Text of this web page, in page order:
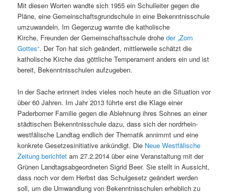
Mit diesen Worten wandte sich 1955 ein Schulleiter gegen die
Pläne, eine Gemeinschaftsgrundschule in eine Bekenntnisschule
umzuwandeln. Im Gegenzug warnte die katholische
Kirche, Freunden der Gemeinschaftsschule droheder „Zorn
Gottes“. Der Ton hat sich geändert, mittlerweile schätzt die
katholische Kirche das göttliche Temperament anders ein und ist
bereit, Bekenntnisschulen aufzugeben.
In der Sache erinnert indes vieles noch heute an die Situation vor
über 60 Jahren. Im Jahr 2013 führte erst die Klage einer
Paderborner Familie gegen die Ablehnung ihres Sohnes an einer
städtischen Bekenntnisschule dazu, dass sich der nordrhein-
westfälische Landtag endlich der Thematik annimmt und eine
konkrete Gesetzesinitiative ankündigt. Die Neue Westfälische
Zeitung berichtet am 27.2.2014 über eine Veranstaltung mit der
Grünen Landtagsabgeordneten Sigrid Beer. Sie stellt in Aussicht,
dass noch vor dem Herbst das Schulgesetz geändert werden
soll, um die Umwandlung von Bekenntnisschulen erheblich zu